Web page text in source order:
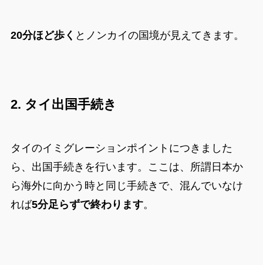
20分ほど歩く とノンカイの国境が見えてきます。
2. タイ出国手続き
タイのイミグレーションポイントにつきました
ら、出国手続きを行います。ここは、所謂日本か
ら海外に向かう時と同じ手続きで、混んでいなけ
れば5分足らずで終わります。